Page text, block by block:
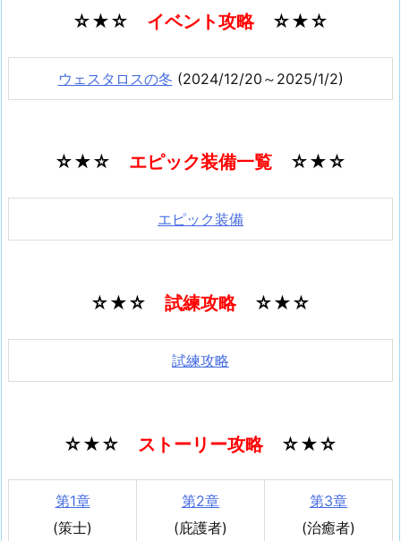
☆★☆ イベント攻略☆★☆
ウェスタロスの冬 (2024/12/20～2025/1/2)
☆★☆ エピック装備一覧 ☆★☆
エピック装備
☆★☆ 試練攻略☆★☆
試練攻略
☆★☆ ストーリー攻略☆★☆
第1章
(策士)
第2章
(庇護者)
第3章
(治癒者)